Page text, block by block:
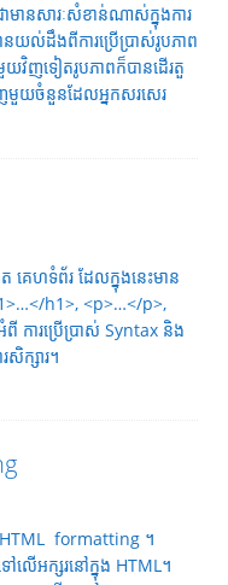
ានសារៈសំខាន់ណាស់ក្នុងការ
យល់ដឹងពីការប្រើប្រាស់រូបភាព
វិញទៀតរូបភាពក៏បានដើរតួ
មួយចំនួនដែលអ្នកសរសេរ
គេហទំព័រ ដែលក្នុងនេះមាន
h1>, <p>…</p>,
ារប្រើប្រាស់ Syntax និង
ក្សារ។
HTML formatting ។
ើអក្សរនៅក្នុង HTML។